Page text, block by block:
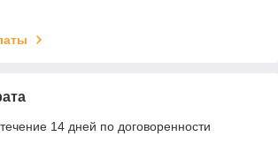
14 дней по договоренности